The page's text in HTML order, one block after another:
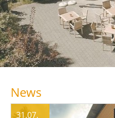
News
31.07.